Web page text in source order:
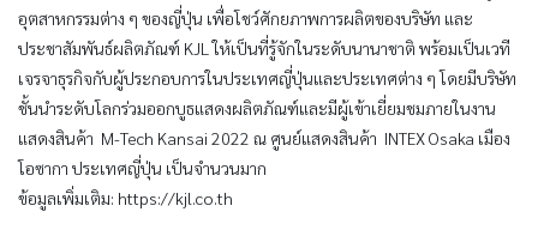
อุตสาหกรรมต่าง ๆ ของญี่ปุ่น เพื่อโชว์ศักยภาพการผลิตของบริษัท และ
ประชาสัมพันธ์ผลิตภัณฑ์ KJL ให้เป็นที่รู้จักในระดับนานาชาติ พร้อมเป็นเวที
เจรจาธุรกิจกับผู้ประกอบการในประเทศญี่ปุ่นและประเทศต่าง ๆ โดยมีบริษัท
ชั้นนำระดับโลกร่วมออกบูธแสดงผลิตภัณฑ์และมีผู้เข้าเยี่ยมชมภายในงาน
แสดงสินค้า M-Tech Kansai 2022 ณ ศูนย์แสดงสินค้า INTEX Osaka เมือง
โอซากา ประเทศญี่ปุ่น เป็นจำนวนมาก
ข้อมูลเพิ่มเติม: https://kjl.co.th